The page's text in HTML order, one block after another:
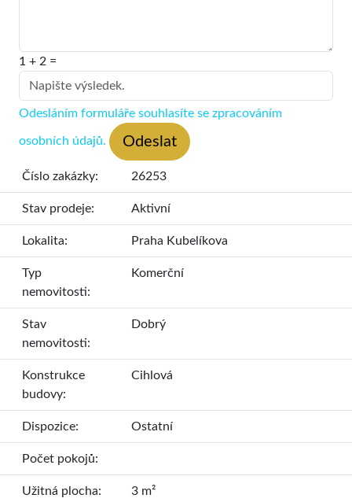
1 + 2 =
Odesláním formuláře souhlasíte se zpracováním
osobních údajů.
Číslo zakázky: 26253
Stav prodeje: Aktivní
Lokalita: Praha Kubelíkova
Typ
nemovitosti:
Komerční
Stav
nemovitosti:
Dobrý
Konstrukce
budovy:
Cihlová
Dispozice: Ostatní
Počet pokojů:
Užitná plocha: 3 m²
Podlahová plocha: